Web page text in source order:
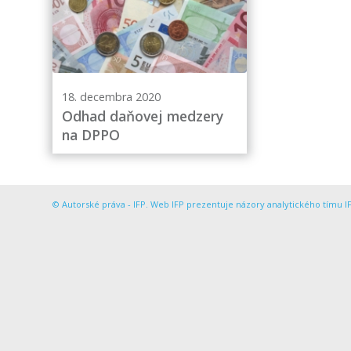
18. decembra 2020
Odhad daňovej medzery
na DPPO
© Autorské práva - IFP. Web IFP prezentuje názory analytického tímu